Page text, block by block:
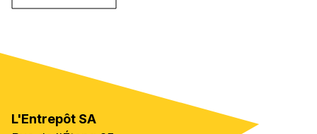
L'Entrepôt SA